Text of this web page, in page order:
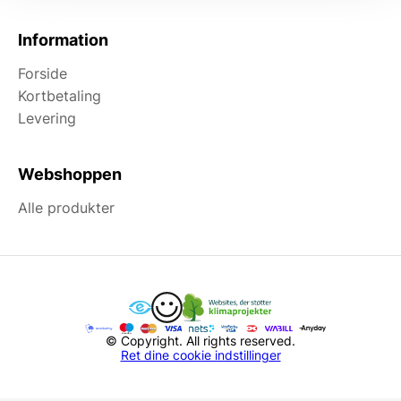
Information
Forside
Kortbetaling
Levering
Webshoppen
Alle produkter
© Copyright. All rights reserved.
Ret dine cookie indstillinger